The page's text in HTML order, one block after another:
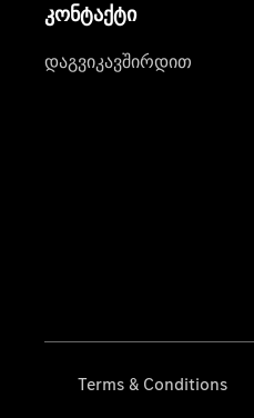
კონტაქტი
დაგვიკავშირდით
Terms & Conditions